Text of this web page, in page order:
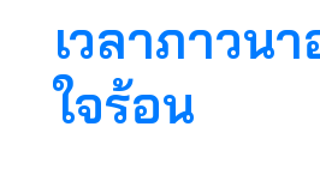
เวลาภาวน
ใจร้อน